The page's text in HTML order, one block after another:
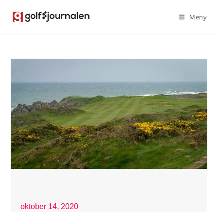
Meny
oktober 14, 2020